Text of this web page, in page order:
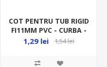
COT PENTRU TUB RIGID
FI11MM PVC - CURBA -
RACORD RIGID
1,29 lei 1,54 lei